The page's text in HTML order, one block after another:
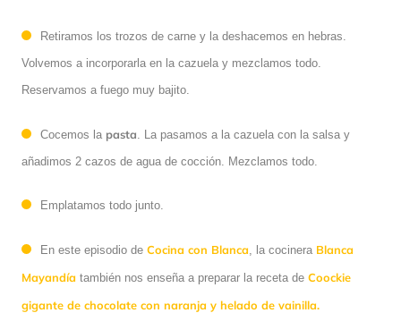
Retiramos los trozos de carne y la deshacemos en hebras.
Volvemos a incorporarla en la cazuela y mezclamos todo.
Reservamos a fuego muy bajito.
Cocemos la pasta . La pasamos a la cazuela con la salsa y
añadimos 2 cazos de agua de cocción. Mezclamos todo.
Emplatamos todo junto.
En este episodio de Cocina con Blanca , la cocinera Blanca
Mayandía también nos enseña a preparar la receta de Coockie
gigante de chocolate con naranja y helado de vainilla.